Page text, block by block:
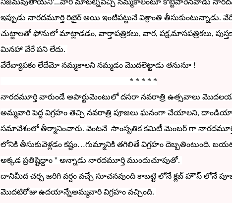
నిజమవుతాయని'...వారి మాటల్నిపిచ్చి నమ్మకాలంటూ కొట్టిపారేసేవాడు
ఇప్పుడు నారదమూర్తి రిటైర్ అయి ఇంటిపట్టునే విశ్రాంతి తీసుకుంటున్నాడు.
చుట్టాలతో ఫోనులో మాట్లాడడం, వార్తాపత్రికలు, వార, పక్ష,మాసపత్రికలు,
మినహా వేరే పని లేదు.
వేరేవ్యాపకం లేదేమో నమ్మకాలని నమ్మడం మొదలెట్టాడు తనునూ !
* * * * *
నారదమూర్తి వారుండే అపార్టుమెంటులోదసరా నవరాత్రి ఉత్సవాలు
అమ్మవారి పెద్ద విగ్రహం తెచ్చి నవరాత్రి పూజలు ఘనంగా చేయాలని,
సమావేశంలో తీర్మానించారు. వెంటనే సాంసృతిక కమిటీ మెంబర్ గా
లోనికి తీసుకువెళ్లడం కష్టం…గుమ్మానికి తగిలితే విగ్రహం
అక్కడ ప్రతిష్టిద్దాం '' అన్నాడు నారదమూర్తి ముందుచూపుతో.
దానిమీద చర్చ జరిగి వర్షం వచ్చే సూచనవుంది కాబట్టి లోనే క్లబ్ హౌస్ లోనే
మొదటిరోజు ఉదయాన్నేఅమ్మవారి విగ్రహం వచ్చింది.